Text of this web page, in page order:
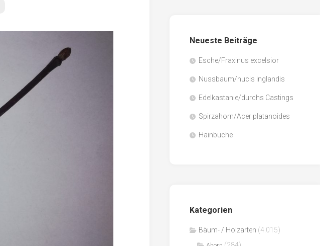
18AH
19AF
19AH
Sägenebenprodukte
Neueste Beiträge
Esche/Fraxinus excelsior
Nussbaum/nucis inglandis
Edelkastanie/durchs Castings
Spirzahorn/Acer platanoides
Hainbuche
Kategorien
Bäum- / Holzarten (4.015)